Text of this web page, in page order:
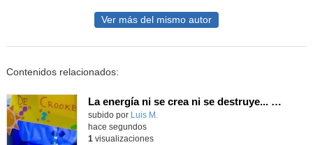
Ver más del mismo autor
Contenidos relacionados:
La energía ni se crea ni se destruye... ¡se experimenta! El Tierno en la Feria Madrid es Ciencia 2026
Contenido educativo.
subido por Luis M.
hace segundos
1 visualizaciones